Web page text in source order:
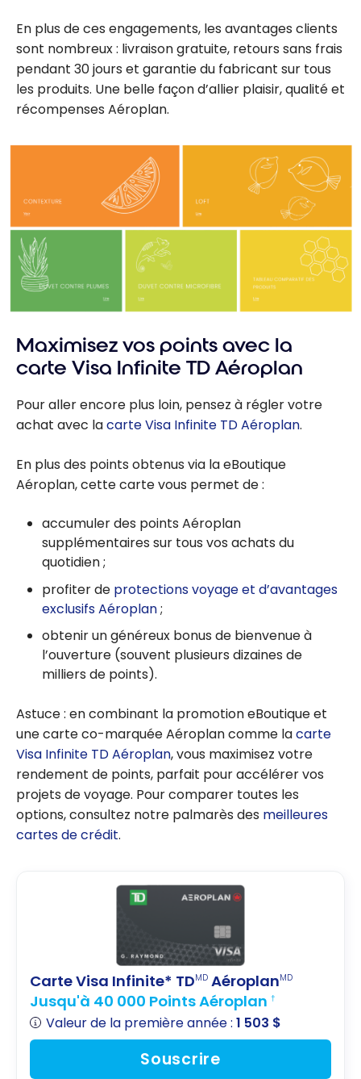
En plus de ces engagements, les avantages clients
sont nombreux : livraison gratuite, retours sans frais
pendant 30 jours et garantie du fabricant sur tous
les produits. Une belle façon d’allier plaisir, qualité et
récompenses Aéroplan.
Maximisez vos points avec la
carte Visa Infinite TD Aéroplan
Pour aller encore plus loin, pensez à régler votre
achat avec lacarte Visa Infinite TD Aéroplan.
En plus des points obtenus via la eBoutique
Aéroplan, cette carte vous permet de :
accumuler des points Aéroplan
supplémentaires sur tous vos achats du
quotidien ;
profiter de protections voyage et d’avantages
exclusifs Aéroplan;
obtenir un généreux bonus de bienvenue à
l’ouverture (souvent plusieurs dizaines de
milliers de points).
Astuce : en combinant la promotion eBoutique et
une carte co-marquée Aéroplan comme lacarte
Visa Infinite TD Aéroplan, vous maximisez votre
rendement de points, parfait pour accélérer vos
projets de voyage. Pour comparer toutes les
options, consultez notre palmarès des meilleures
cartes de crédit.
Carte Visa Infinite* TDMD AéroplanMD
Jusqu'à 40 000 Points Aéroplan †
Valeur de la première année :1 503 $
Souscrire